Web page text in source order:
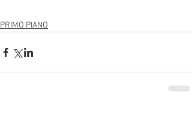
PRIMO PIANO